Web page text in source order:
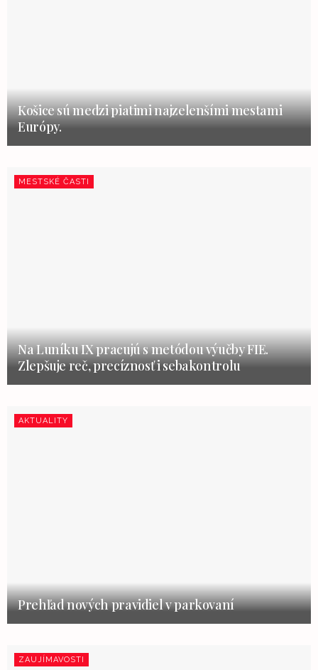
Košice sú medzi piatimi najzelenšími mestami
Európy.
MESTSKÉ ČASTI
Na Luníku IX pracujú s metódou výučby FIE.
Zlepšuje reč, precíznosť i sebakontrolu
AKTUALITY
Prehľad nových pravidiel v parkovaní
ZAUJÍMAVOSTI